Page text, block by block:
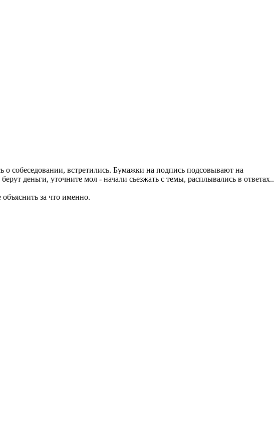
о собеседовании, встретились. Бумажки на подпись подсовывают на
деньги, уточните мол - начали сьезжать с темы, расплывались в ответах..
за что именно.